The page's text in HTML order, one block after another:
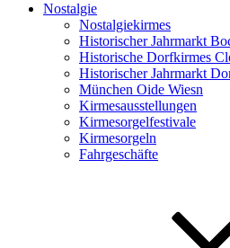
Nostalgie
Nostalgiekirmes
Historischer Jahrmarkt
Historische Dorfkirmes
Historischer Jahrmarkt
München Oide Wiesn
Kirmesausstellungen
Kirmesorgelfestivale
Kirmesorgeln
Fahrgeschäfte